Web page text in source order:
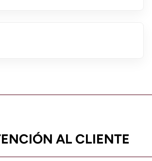
AL CLIENTE